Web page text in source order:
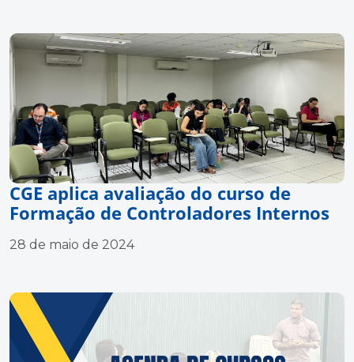
CGE aplica avaliação do curso de
Formação de Controladores Internos
28 de maio de 2024